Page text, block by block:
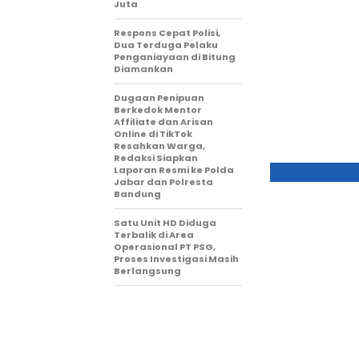
Juta
Respons Cepat Polisi,
Dua Terduga Pelaku
Penganiayaan di Bitung
Diamankan
Dugaan Penipuan
Berkedok Mentor
Affiliate dan Arisan
Online di TikTok
Resahkan Warga,
Redaksi Siapkan
Laporan Resmi ke Polda
Jabar dan Polresta
Bandung
Satu Unit HD Diduga
Terbalik di Area
Operasional PT PSG,
Proses Investigasi Masih
Berlangsung